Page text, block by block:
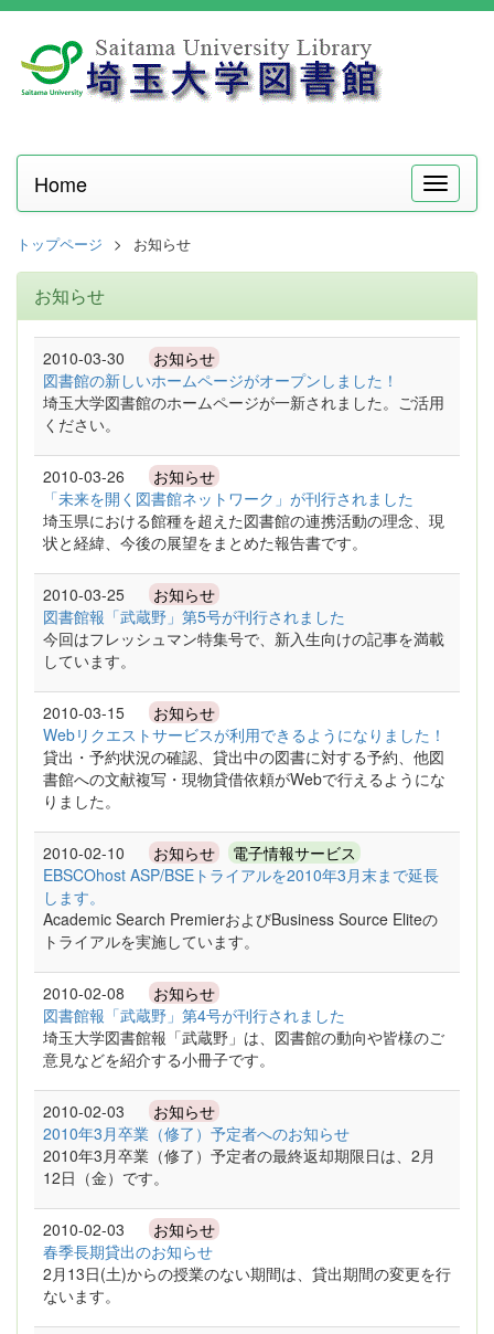
メ
ニ
Home
トップページ お知らせ
お知らせ
2010-03-30 お知らせ
図書館の新しいホームページがオープンしました！
埼玉大学図書館のホームページが一新されました。ご活用
ください。
2010-03-26 お知らせ
「未来を開く図書館ネットワーク」が刊行されました
埼玉県における館種を超えた図書館の連携活動の理念、現
状と経緯、今後の展望をまとめた報告書です。
2010-03-25 お知らせ
図書館報「武蔵野」第5号が刊行されました
今回はフレッシュマン特集号で、新入生向けの記事を満載
しています。
2010-03-15 お知らせ
Webリクエストサービスが利用できるようになりました！
貸出・予約状況の確認、貸出中の図書に対する予約、他図
書館への文献複写・現物貸借依頼がWebで行えるようにな
りました。
2010-02-10 お知らせ 電子情報サービス
EBSCOhost ASP/BSEトライアルを2010年3月末まで延長
します。
Academic Search PremierおよびBusiness Source Eliteの
トライアルを実施しています。
2010-02-08 お知らせ
図書館報「武蔵野」第4号が刊行されました
埼玉大学図書館報「武蔵野」は、図書館の動向や皆様のご
意見などを紹介する小冊子です。
2010-02-03 お知らせ
2010年3月卒業（修了）予定者へのお知らせ
2010年3月卒業（修了）予定者の最終返却期限日は、2月
12日（金）です。
2010-02-03 お知らせ
春季長期貸出のお知らせ
2月13日(土)からの授業のない期間は、貸出期間の変更を行
ないます。